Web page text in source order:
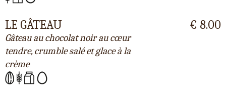
LE GÂTEAU
Gâteau au chocolat noir au cœur
tendre, crumble salé et glace à la
crème
€ 8.00